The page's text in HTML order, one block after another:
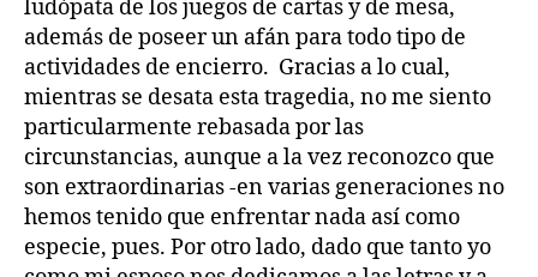
ludópata de los juegos de cartas y de mesa,
además de poseer un afán para todo tipo de
actividades de encierro. Gracias a lo cual,
mientras se desata esta tragedia, no me siento
particularmente rebasada por las
circunstancias, aunque a la vez reconozco que
son extraordinarias -en varias generaciones no
hemos tenido que enfrentar nada así como
especie, pues. Por otro lado, dado que tanto yo